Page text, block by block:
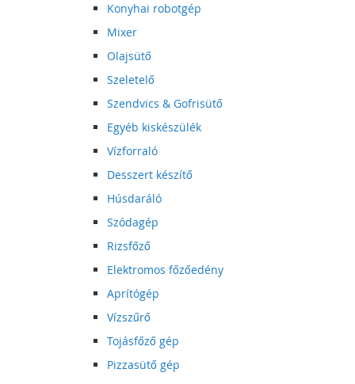
Konyhai robotgép
Mixer
Olajsütő
Szeletelő
Szendvics & Gofrisütő
Egyéb kiskészülék
Vízforraló
Desszert készítő
Húsdaráló
Szódagép
Rizsfőző
Elektromos főzőedény
Aprítógép
Vízszűrő
Tojásfőző gép
Pizzasütő gép